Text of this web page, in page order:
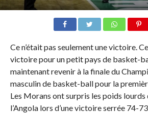
Ce n’était pas seulement une victoire.
victoire pour un petit pays de basket-
maintenant revenir à la finale du
masculin de basket-ball pour la
Les Morans ont surpris les poids
l’Angola lors d’une victoire serrée 74-